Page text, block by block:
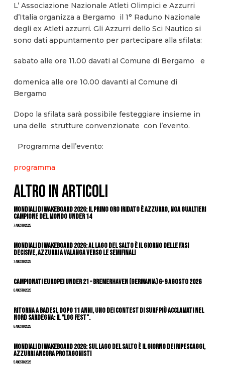
L’ Associazione Nazionale Atleti Olimpici e Azzurri
d’Italia organizza a Bergamo il 1° Raduno Nazionale
degli ex Atleti azzurri. Gli Azzurri dello Sci Nautico si
sono dati appuntamento per partecipare alla sfilata:
sabato alle ore 11.00 davati al Comune di Bergamo e
domenica alle ore 10.00 davanti al Comune di
Bergamo
Dopo la sfilata sarà possibile festeggiare insieme in
una delle strutture convenzionate con l’evento.
Programma dell’evento:
programma
ALTRO IN ARTICOLI
Mondiali di Wakeboard 2026: il primo oro iridato è azzurro, Noa Gualtieri
campione del mondo Under 14
7 Agosto 2026
Mondiali di Wakeboard 2026: al Lago del Salto è il giorno delle fasi
decisive, azzurri a valanga verso le semifinali
7 Agosto 2026
Campionati Europei Under 21 – Bremerhaven (Germania) 6-9 agosto 2026
6 Agosto 2026
Ritorna a Badesi, dopo 11 anni, uno dei contest di surf più acclamati nel
nord Sardegna: il “Log Fest”.
6 Agosto 2026
Mondiali di Wakeboard 2026: sul Lago del Salto è il giorno dei ripescaggi,
azzurri ancora protagonisti
5 Agosto 2026